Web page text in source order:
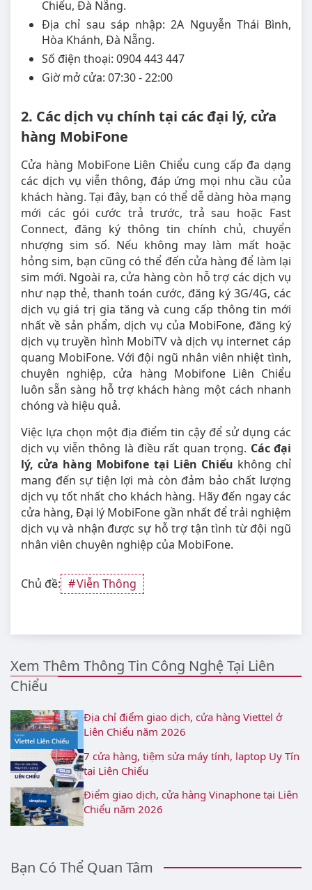
Chiểu, Đà Nẵng.
Địa chỉ sau sáp nhập: 2A Nguyễn Thái Bình,
Hòa Khánh, Đà Nẵng.
Số điện thoại: 0904 443 447
Giờ mở cửa: 07:30 - 22:00
2. Các dịch vụ chính tại các đại lý, cửa
hàng MobiFone
Cửa hàng MobiFone Liên Chiểu cung cấp đa dạng
các dịch vụ viễn thông, đáp ứng mọi nhu cầu của
khách hàng. Tại đây, bạn có thể dễ dàng hòa mạng
mới các gói cước trả trước, trả sau hoặc Fast
Connect, đăng ký thông tin chính chủ, chuyển
nhượng sim số. Nếu không may làm mất hoặc
hỏng sim, bạn cũng có thể đến cửa hàng để làm lại
sim mới. Ngoài ra, cửa hàng còn hỗ trợ các dịch vụ
như nạp thẻ, thanh toán cước, đăng ký 3G/4G, các
dịch vụ giá trị gia tăng và cung cấp thông tin mới
nhất về sản phẩm, dịch vụ của MobiFone, đăng ký
dịch vụ truyền hình MobiTV và dịch vụ internet cáp
quang MobiFone. Với đội ngũ nhân viên nhiệt tình,
chuyên nghiệp, cửa hàng Mobifone Liên Chiểu
luôn sẵn sàng hỗ trợ khách hàng một cách nhanh
chóng và hiệu quả.
Việc lựa chọn một địa điểm tin cậy để sử dụng các
dịch vụ viễn thông là điều rất quan trọng. Các đại
lý, cửa hàng Mobifone tại Liên Chiểu không chỉ
mang đến sự tiện lợi mà còn đảm bảo chất lượng
dịch vụ tốt nhất cho khách hàng. Hãy đến ngay các
cửa hàng, Đại lý MobiFone gần nhất để trải nghiệm
dịch vụ và nhận được sự hỗ trợ tận tình từ đội ngũ
nhân viên chuyên nghiệp của MobiFone.
Chủ đề: Viễn Thông
Xem Thêm Thông Tin Công Nghệ Tại Liên
Chiểu
Địa chỉ điểm giao dịch, cửa hàng Viettel ở
Liên Chiểu năm 2026
7 cửa hàng, tiệm sửa máy tính, laptop Uy Tín
tại Liên Chiểu
Điểm giao dịch, cửa hàng Vinaphone tại Liên
Chiểu năm 2026
Bạn Có Thể Quan Tâm